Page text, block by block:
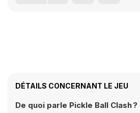
DÉTAILS CONCERNANT LE JEU
De quoi parle Pickle Ball Clash ?